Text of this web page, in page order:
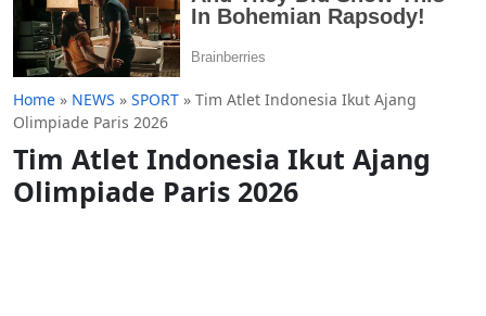
Home » NEWS » SPORT » Tim Atlet Indonesia Ikut Ajang
Olimpiade Paris 2026
Tim Atlet Indonesia Ikut Ajang
Olimpiade Paris 2026